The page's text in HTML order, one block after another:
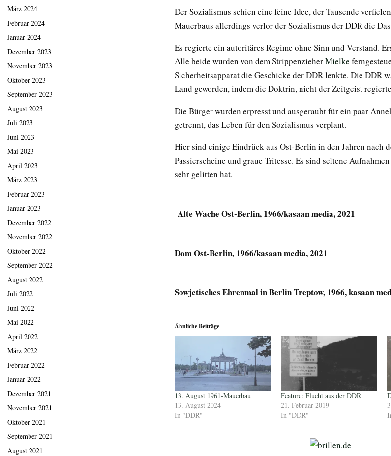
Der Sozialismus schien eine feine Idee, der Tausende
Mauerbaus allerdings verlor der Sozialismus der DDR die
Es regierte ein autoritäres Regime ohne Sinn und Verstand.
Alle beide wurden von dem StrippenzieherMielke
Sicherheitsapparat die Geschicke der DDR lenkte. Die DDR
Land geworden, indem die Doktrin, nicht der Zeitgeist
Die Bürger wurden erpresst und ausgeraubt für ein paar
getrennt, das Leben für den Sozialismus verplant.
Hier sind einige Eindrück aus Ost-Berlin in den Jahren nach
Passierscheine und graue Tritesse. Es sind seltene
sehr gelitten hat.
Alte Wache Ost-Berlin, 1966/kasaan media, 2021
Dom Ost-Berlin, 1966/kasaan media, 2021
Sowjetisches Ehrenmal in Berlin Treptow, 1966, kasaan
Ähnliche Beiträge
13. August 1961-Mauerbau
13. August 2024
In "DDR"
Feature: Flucht aus der DDR
21. Februar 2019
In "DDR"
März 2024
Februar 2024
Januar 2024
Dezember 2023
November 2023
Oktober 2023
September 2023
August 2023
Juli 2023
Juni 2023
Mai 2023
April 2023
März 2023
Februar 2023
Januar 2023
Dezember 2022
November 2022
Oktober 2022
September 2022
August 2022
Juli 2022
Juni 2022
Mai 2022
April 2022
März 2022
Februar 2022
Januar 2022
Dezember 2021
November 2021
Oktober 2021
September 2021
August 2021